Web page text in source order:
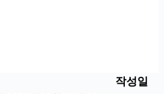
작성일